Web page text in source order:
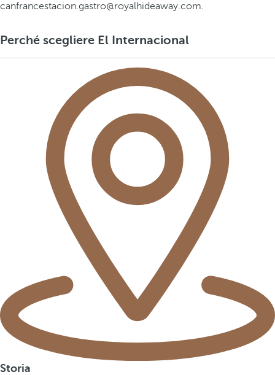
canfrancestacion.gastro@royalhideaway.com.
Perché scegliere El Internacional
Storia